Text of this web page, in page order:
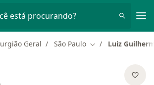
está procurando?
Geral São Paulo Mudar de cidade
Luiz